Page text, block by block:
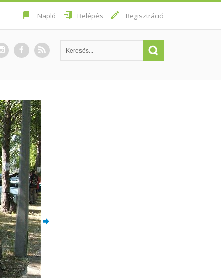
Napló Belépés Regisztráció